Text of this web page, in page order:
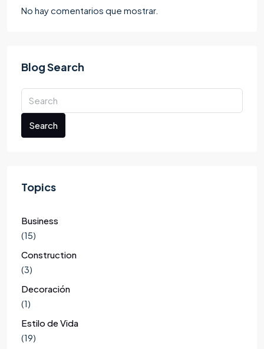
No hay comentarios que mostrar.
Blog Search
Search
Topics
Business
(15)
Construction
(3)
Decoración
(1)
Estilo de Vida
(19)